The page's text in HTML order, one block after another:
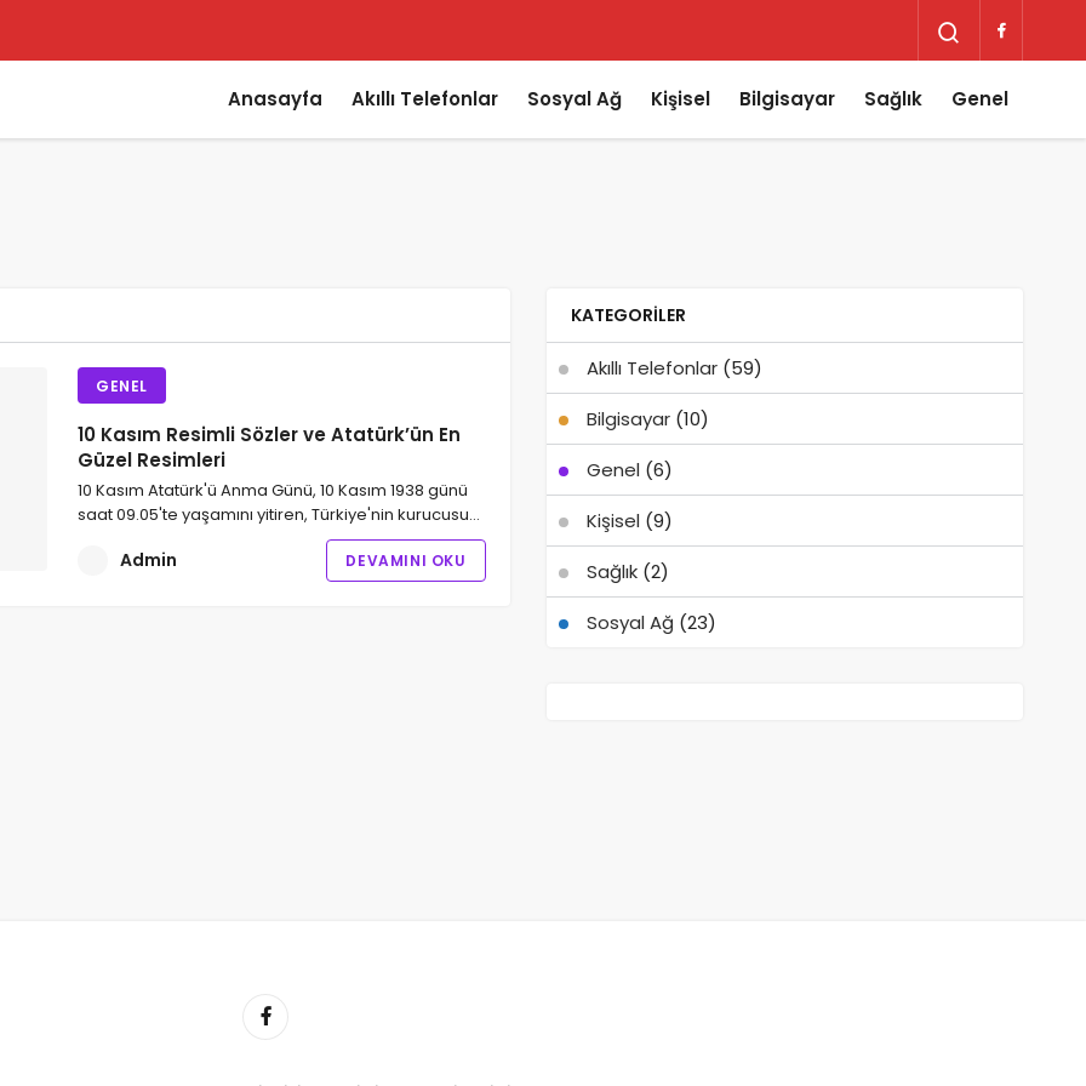
Getirdi
olur?
Anasayfa Akıllı Telefonlar Sosyal Ağ Kişisel Bilgisayar Sağlık Genel
GENEL
10 Kasım Resimli Sözler ve Atatürk’ün En
Güzel Resimleri
10 Kasım Atatürk'ü Anma Günü, 10 Kasım 1938 günü
saat 09.05'te yaşamını yitiren, Türkiye'nin kurucusu…
Admin DEVAMINI OKU
KATEGORILER
Akıllı Telefonlar(59)
Bilgisayar(10)
Genel (6)
Kişisel (9)
Sağlık(2)
Sosyal Ağ (23)